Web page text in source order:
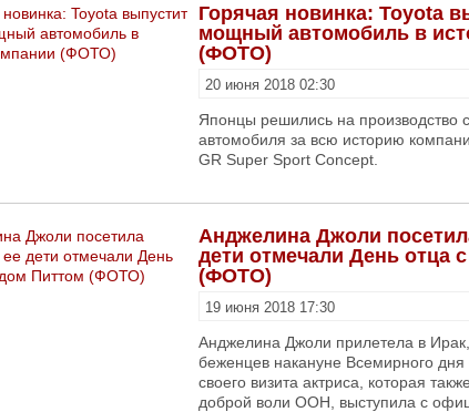
Горячая новинка: Toyota
мощный автомобиль в
(ФОТО)
20 июня 2018 02:30
Японцы решились на производство
автомобиля за всю историю
GR Super Sport Concept.
Анджелина Джоли
дети отмечали День отца
(ФОТО)
19 июня 2018 17:30
Анджелина Джоли прилетела в Ирак,
беженцев накануне Всемирного
своего визита актриса, которая
доброй воли ООН, выступила с